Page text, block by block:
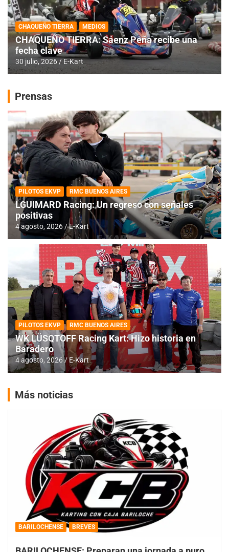
CHAQUEÑO TIERRA MEDIOS
CHAQUEÑO TIERRA: Sáenz Peña recibe una
fecha clave
30 julio, 2026 E-Kart
Prensas
PILOTOS EKVP RMC BUENOS AIRES
LGUIMARD Racing: Un regreso con señales
positivas
4 agosto, 2026 E-Kart
PILOTOS EKVP RMC BUENOS AIRES
WK LÜSQTOFF Racing Kart: Hizo historia en
Baradero
4 agosto, 2026 E-Kart
Más noticias
BARILOCHENSE BREVES